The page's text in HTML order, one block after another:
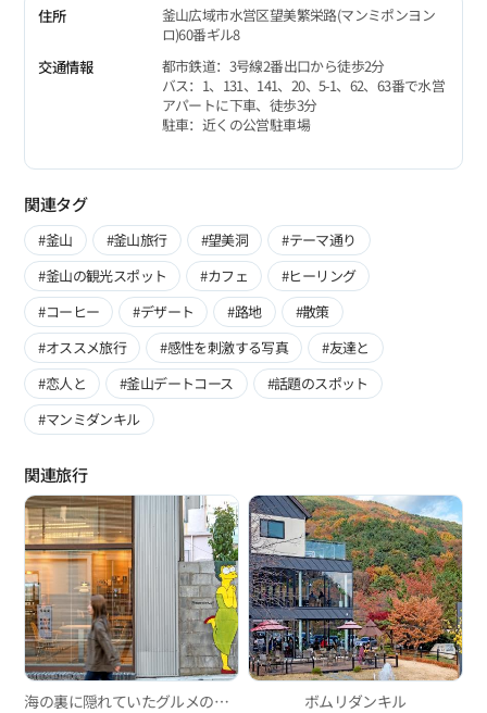
住所
釜山広域市水営区望美繁栄路(マンミポンヨン
ロ)60番ギル8
交通情報
都市鉄道：3号線2番出口から徒歩2分
バス：1、131、141、20、5-1、62、63番で水営
アパートに下車、徒歩3分
駐車：近くの公営駐車場
関連タグ
#釜山 #釜山旅行 #望美洞
#テーマ通り
#釜山の観光スポット
#カフェ
#ヒーリング
#コーヒー
#デザート #路地
#散策
#オススメ旅行
#感性を刺激する写真
#友達と
#恋人と
#釜山デートコース
#話題のスポット
#マンミダンキル
関連旅行
海の裏に隠れていたグルメの聖地 ボムリダンキル